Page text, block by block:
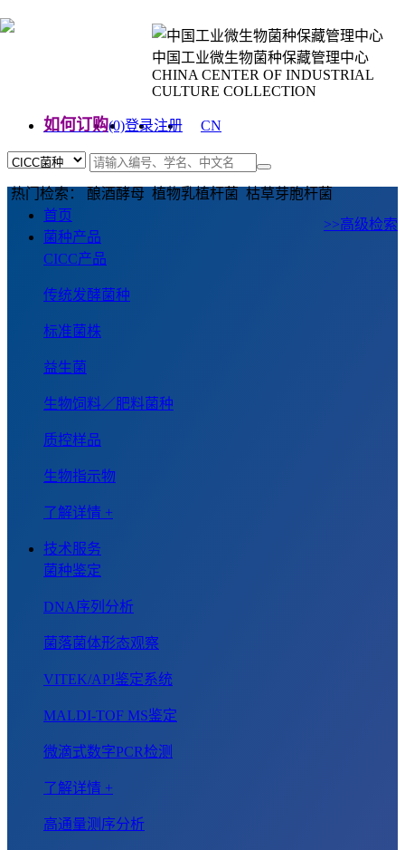
中国工业微生物菌种保藏管理中心
CHINA CENTER OF INDUSTRIAL
CULTURE COLLECTION
如何订购(0)登录注册
CN
热门检索： 酿酒酵母 植物乳植杆菌 枯草芽胞杆菌
>>高级检索
首页
菌种产品
CICC产品
传统发酵菌种
标准菌株
益生菌
生物饲料／肥料菌种
质控样品
生物指示物
了解详情 +
技术服务
菌种鉴定
DNA序列分析
菌落菌体形态观察
VITEK/API鉴定系统
MALDI-TOF MS鉴定
微滴式数字PCR检测
了解详情 +
高通量测序分析